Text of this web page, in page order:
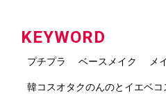
KEYWORD
プチプラ ベースメイク メ
韓コスオタクのんのとイエベコ